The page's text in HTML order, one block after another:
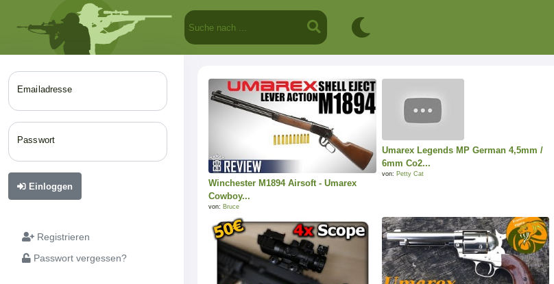
Emailadresse
Passwort
Einloggen
Registrieren
Passwort vergessen?
Winchester M1894 Airsoft - Umarex
Cowboy...
von: Bruce
Umarex Legends MP German 4,5mm /
6mm Co2...
von: Petty Cat